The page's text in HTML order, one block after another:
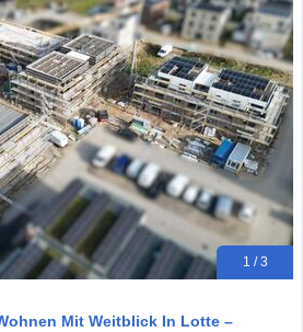
1 / 3
Mit Weitblick In Lotte –